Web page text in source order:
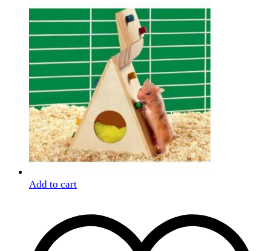
Add to cart